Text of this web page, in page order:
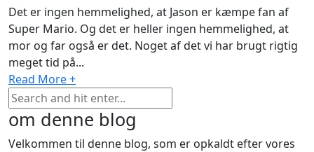
Det er ingen hemmelighed, at Jason er kæmpe fan af
Super Mario. Og det er heller ingen hemmelighed, at
mor og far også er det. Noget af det vi har brugt rigtig
meget tid på...
Read More +
om denne blog
Velkommen til denne blog, som er opkaldt efter vores